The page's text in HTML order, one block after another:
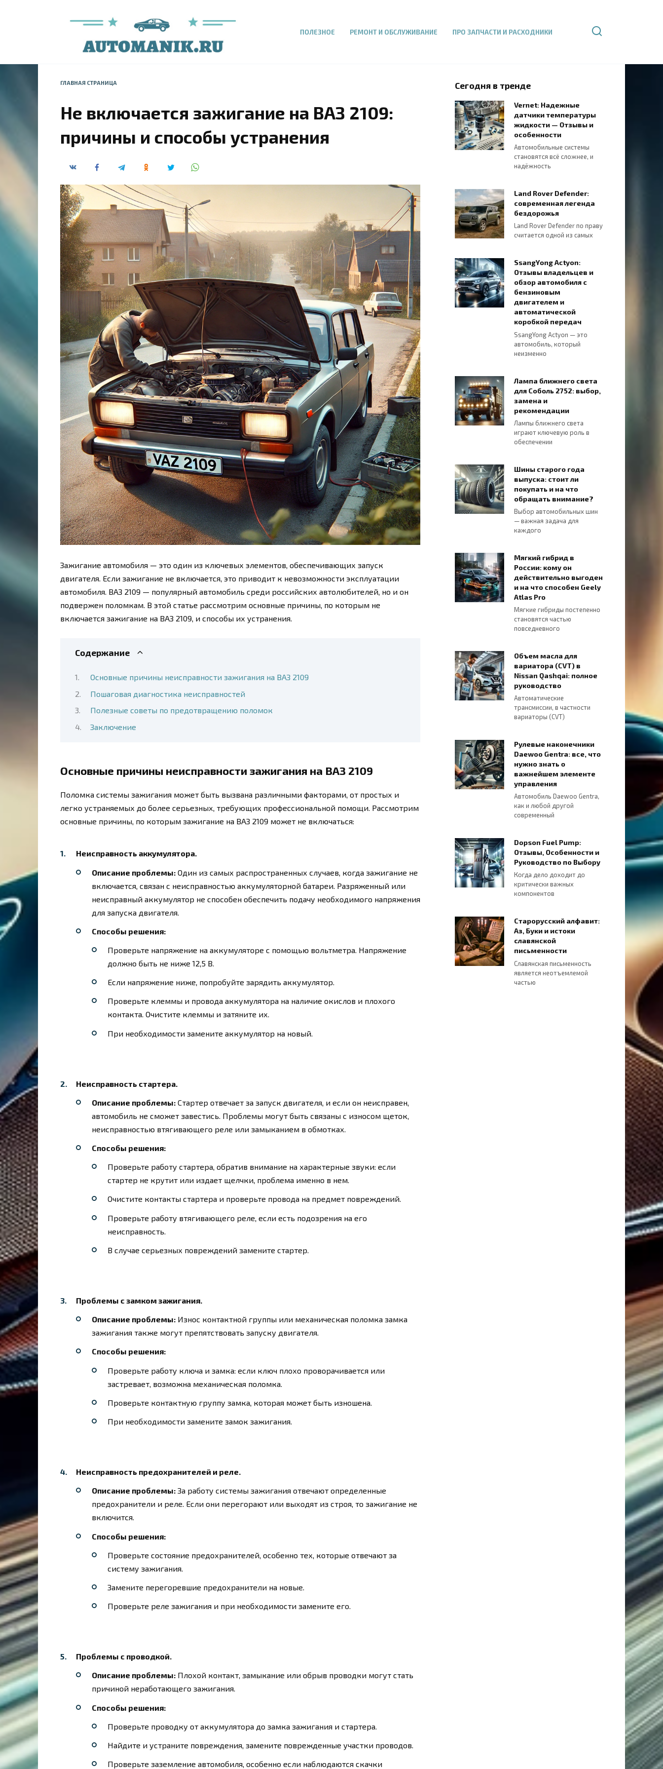
ПОЛЕЗНОЕ РЕМОНТ И ОБСЛУЖИВАНИЕ ПРО ЗАПЧАСТИ И РАСХОДНИКИ
ГЛАВНАЯ СТРАНИЦА
Не включается зажигание на ВАЗ 2109:
причины и способы устранения
Зажигание автомобиля — это один из ключевых элементов, обеспечивающих запуск
двигателя. Если зажигание не включается, это приводит к невозможности эксплуатации
автомобиля. ВАЗ 2109 — популярный автомобиль среди российских автолюбителей, но и он
подвержен поломкам. В этой статье рассмотрим основные причины, по которым не
включается зажигание на ВАЗ 2109, и способы их устранения.
Содержание
Основные причины неисправности зажигания на ВАЗ 2109
Пошаговая диагностика неисправностей
Полезные советы по предотвращению поломок
Заключение
Основные причины неисправности зажигания на ВАЗ 2109
Поломка системы зажигания может быть вызвана различными факторами, от простых и
легко устраняемых до более серьезных, требующих профессиональной помощи. Рассмотрим
основные причины, по которым зажигание на ВАЗ 2109 может не включаться:
Неисправность аккумулятора.
Описание проблемы: Один из самых распространенных случаев, когда зажигание не
включается, связан с неисправностью аккумуляторной батареи. Разряженный или
неисправный аккумулятор не способен обеспечить подачу необходимого напряжения
для запуска двигателя.
Способы решения:
Проверьте напряжение на аккумуляторе с помощью вольтметра. Напряжение
должно быть не ниже 12,5 В.
Если напряжение ниже, попробуйте зарядить аккумулятор.
Проверьте клеммы и провода аккумулятора на наличие окислов и плохого
контакта. Очистите клеммы и затяните их.
При необходимости замените аккумулятор на новый.
Неисправность стартера.
Описание проблемы: Стартер отвечает за запуск двигателя, и если он неисправен,
автомобиль не сможет завестись. Проблемы могут быть связаны с износом щеток,
неисправностью втягивающего реле или замыканием в обмотках.
Способы решения:
Проверьте работу стартера, обратив внимание на характерные звуки: если
стартер не крутит или издает щелчки, проблема именно в нем.
Очистите контакты стартера и проверьте провода на предмет повреждений.
Проверьте работу втягивающего реле, если есть подозрения на его
неисправность.
В случае серьезных повреждений замените стартер.
Проблемы с замком зажигания.
Описание проблемы: Износ контактной группы или механическая поломка замка
зажигания также могут препятствовать запуску двигателя.
Способы решения:
Проверьте работу ключа и замка: если ключ плохо проворачивается или
застревает, возможна механическая поломка.
Проверьте контактную группу замка, которая может быть изношена.
При необходимости замените замок зажигания.
Неисправность предохранителей и реле.
Описание проблемы: За работу системы зажигания отвечают определенные
предохранители и реле. Если они перегорают или выходят из строя, то зажигание не
включится.
Способы решения:
Проверьте состояние предохранителей, особенно тех, которые отвечают за
систему зажигания.
Замените перегоревшие предохранители на новые.
Проверьте реле зажигания и при необходимости замените его.
Проблемы с проводкой.
Описание проблемы: Плохой контакт, замыкание или обрыв проводки могут стать
причиной неработающего зажигания.
Способы решения:
Проверьте проводку от аккумулятора до замка зажигания и стартера.
Найдите и устраните повреждения, замените поврежденные участки проводов.
Проверьте заземление автомобиля, особенно если наблюдаются скачки
Сегодня в тренде
Vernet: Надежные
датчики температуры
жидкости — Отзывы и
особенности
Автомобильные системы
становятся всё сложнее, и
надёжность
Land Rover Defender:
современная легенда
бездорожья
Land Rover Defender по праву
считается одной из самых
SsangYong Actyon:
Отзывы владельцев и
обзор автомобиля с
бензиновым
двигателем и
автоматической
коробкой передач
SsangYong Actyon — это
автомобиль, который
неизменно
Лампа ближнего света
для Соболь 2752: выбор,
замена и
рекомендации
Лампы ближнего света
играют ключевую роль в
обеспечении
Шины старого года
выпуска: стоит ли
покупать и на что
обращать внимание?
Выбор автомобильных шин
— важная задача для
каждого
Мягкий гибрид в
России: кому он
действительно выгоден
и на что способен Geely
Atlas Pro
Мягкие гибриды постепенно
становятся частью
повседневного
Объем масла для
вариатора (CVT) в
Nissan Qashqai: полное
руководство
Автоматические
трансмиссии, в частности
вариаторы (CVT)
Рулевые наконечники
Daewoo Gentra: все, что
нужно знать о
важнейшем элементе
управления
Автомобиль Daewoo Gentra,
как и любой другой
современный
Dopson Fuel Pump:
Отзывы, Особенности и
Руководство по Выбору
Когда дело доходит до
критически важных
компонентов
Старорусский алфавит:
Аз, Буки и истоки
славянской
письменности
Славянская письменность
является неотъемлемой
частью